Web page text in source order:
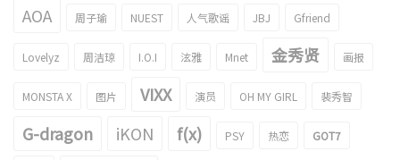
AOA 周子瑜 NUEST 人气歌谣 JBJ Gfriend
Lovelyz 周洁琼 I.O.I 泫雅 Mnet 金秀贤 画报
MONSTA X 图片 VIXX 演员 OH MY GIRL 裴秀智
G-dragon iKON f(x) PSY 热恋 GOT7